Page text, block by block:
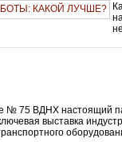
№ 75 ВДНХ настоящий
выставка